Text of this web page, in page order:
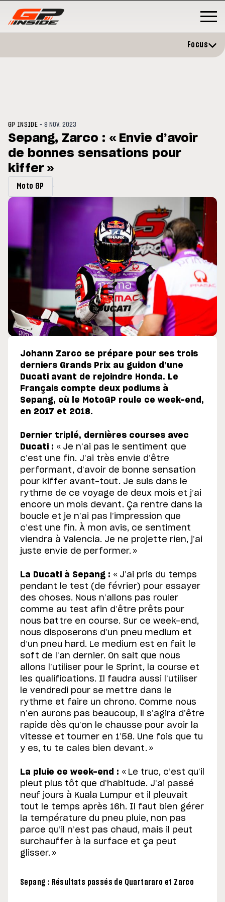
évite l'opération et vise un
en septembre
MOTOGP/ MOTO GP
Focus
GP INSIDE -9 NOV. 2023
Sepang, Zarco : « Envie d’avoir
de bonnes sensations pour
kiffer »
Moto GP
Johann Zarco se prépare pour ses trois
derniers Grands Prix au guidon d’une
Ducati avant de rejoindre Honda. Le
Français compte deux podiums à
Sepang, où le MotoGP roule ce week-end,
en 2017 et 2018.
Dernier triplé, dernières courses avec
Ducati : « Je n’ai pas le sentiment que
c’est une fin. J’ai très envie d’être
performant, d’avoir de bonne sensation
pour kiffer avant-tout. Je suis dans le
rythme de ce voyage de deux mois et j’ai
encore un mois devant. Ça rentre dans la
boucle et je n’ai pas l’impression que
c’est une fin. À mon avis, ce sentiment
viendra à Valencia. Je ne projette rien, j’ai
juste envie de performer. »
La Ducati à Sepang : « J’ai pris du temps
pendant le test (de février) pour essayer
des choses. Nous n’allons pas rouler
comme au test afin d’être prêts pour
nous battre en course. Sur ce week-end,
nous disposerons d’un pneu medium et
d’un pneu hard. Le medium est en fait le
soft de l’an dernier. On sait que nous
allons l’utiliser pour le Sprint, la course et
les qualifications. Il faudra aussi l’utiliser
le vendredi pour se mettre dans le
rythme et faire un chrono. Comme nous
n’en aurons pas beaucoup, il s’agira d’être
rapide dès qu’on le chausse pour avoir la
vitesse et tourner en 1’58. Une fois que tu
y es, tu te cales bien devant. »
La pluie ce week-end : « Le truc, c’est qu’il
pleut plus tôt que d’habitude. J’ai passé
neuf jours à Kuala Lumpur et il pleuvait
tout le temps après 16h. Il faut bien gérer
la température du pneu pluie, non pas
parce qu’il n’est pas chaud, mais il peut
surchauffer à la surface et ça peut
glisser. »
Sepang : Résultats passés de Quartararo et Zarco